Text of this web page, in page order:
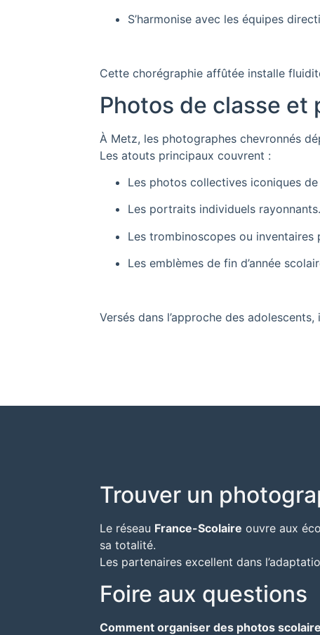
S’harmonise avec les équipes
Cette chorégraphie affûtée installe
Photos de classe
À Metz, les photographes chevronnés
Les atouts principaux couvrent :
Les photos collectives iconiques de
Les portraits individuels rayonnants.
Les trombinoscopes ou inventaires
Les emblèmes de fin d’année
Versés dans l’approche des
Trouver un
Le réseau France-Scolaire ouvre aux
sa totalité.
Les partenaires excellent dans
Foire aux questions
Comment organiser des photos